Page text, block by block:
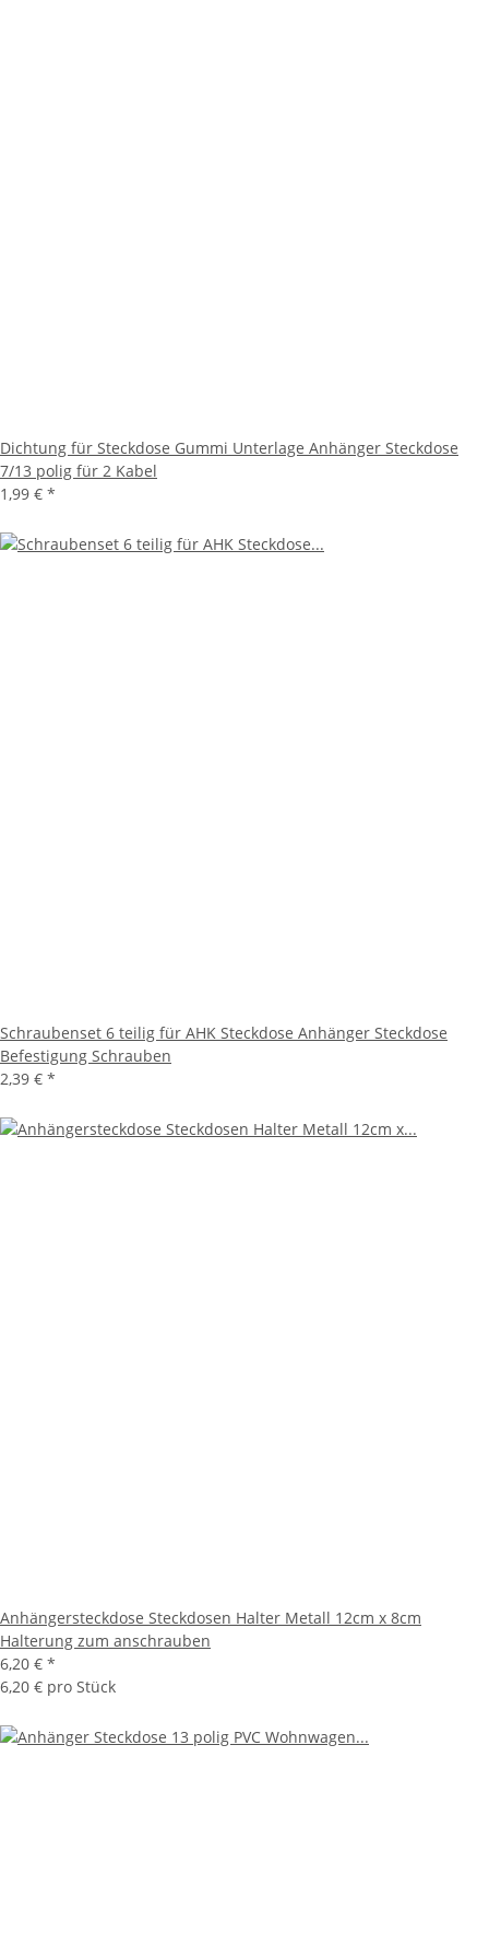
Dichtung für Steckdose Gummi Unterlage Anhänger Steckdose
7/13 polig für 2 Kabel
1,99 € *
Schraubenset 6 teilig für AHK Steckdose Anhänger Steckdose
Befestigung Schrauben
2,39 € *
Anhängersteckdose Steckdosen Halter Metall 12cm x 8cm
Halterung zum anschrauben
6,20 € *
6,20 € pro Stück